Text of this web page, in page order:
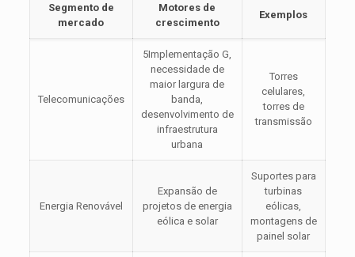
Segmento de
mercado
Motores de
crescimento
Exemplos
Telecomunicações
5Implementação G,
necessidade de
maior largura de
banda,
desenvolvimento de
infraestrutura
urbana
Torres
celulares,
torres de
transmissão
Energia Renovável
Expansão de
projetos de energia
eólica e solar
Suportes para
turbinas
eólicas,
montagens de
painel solar